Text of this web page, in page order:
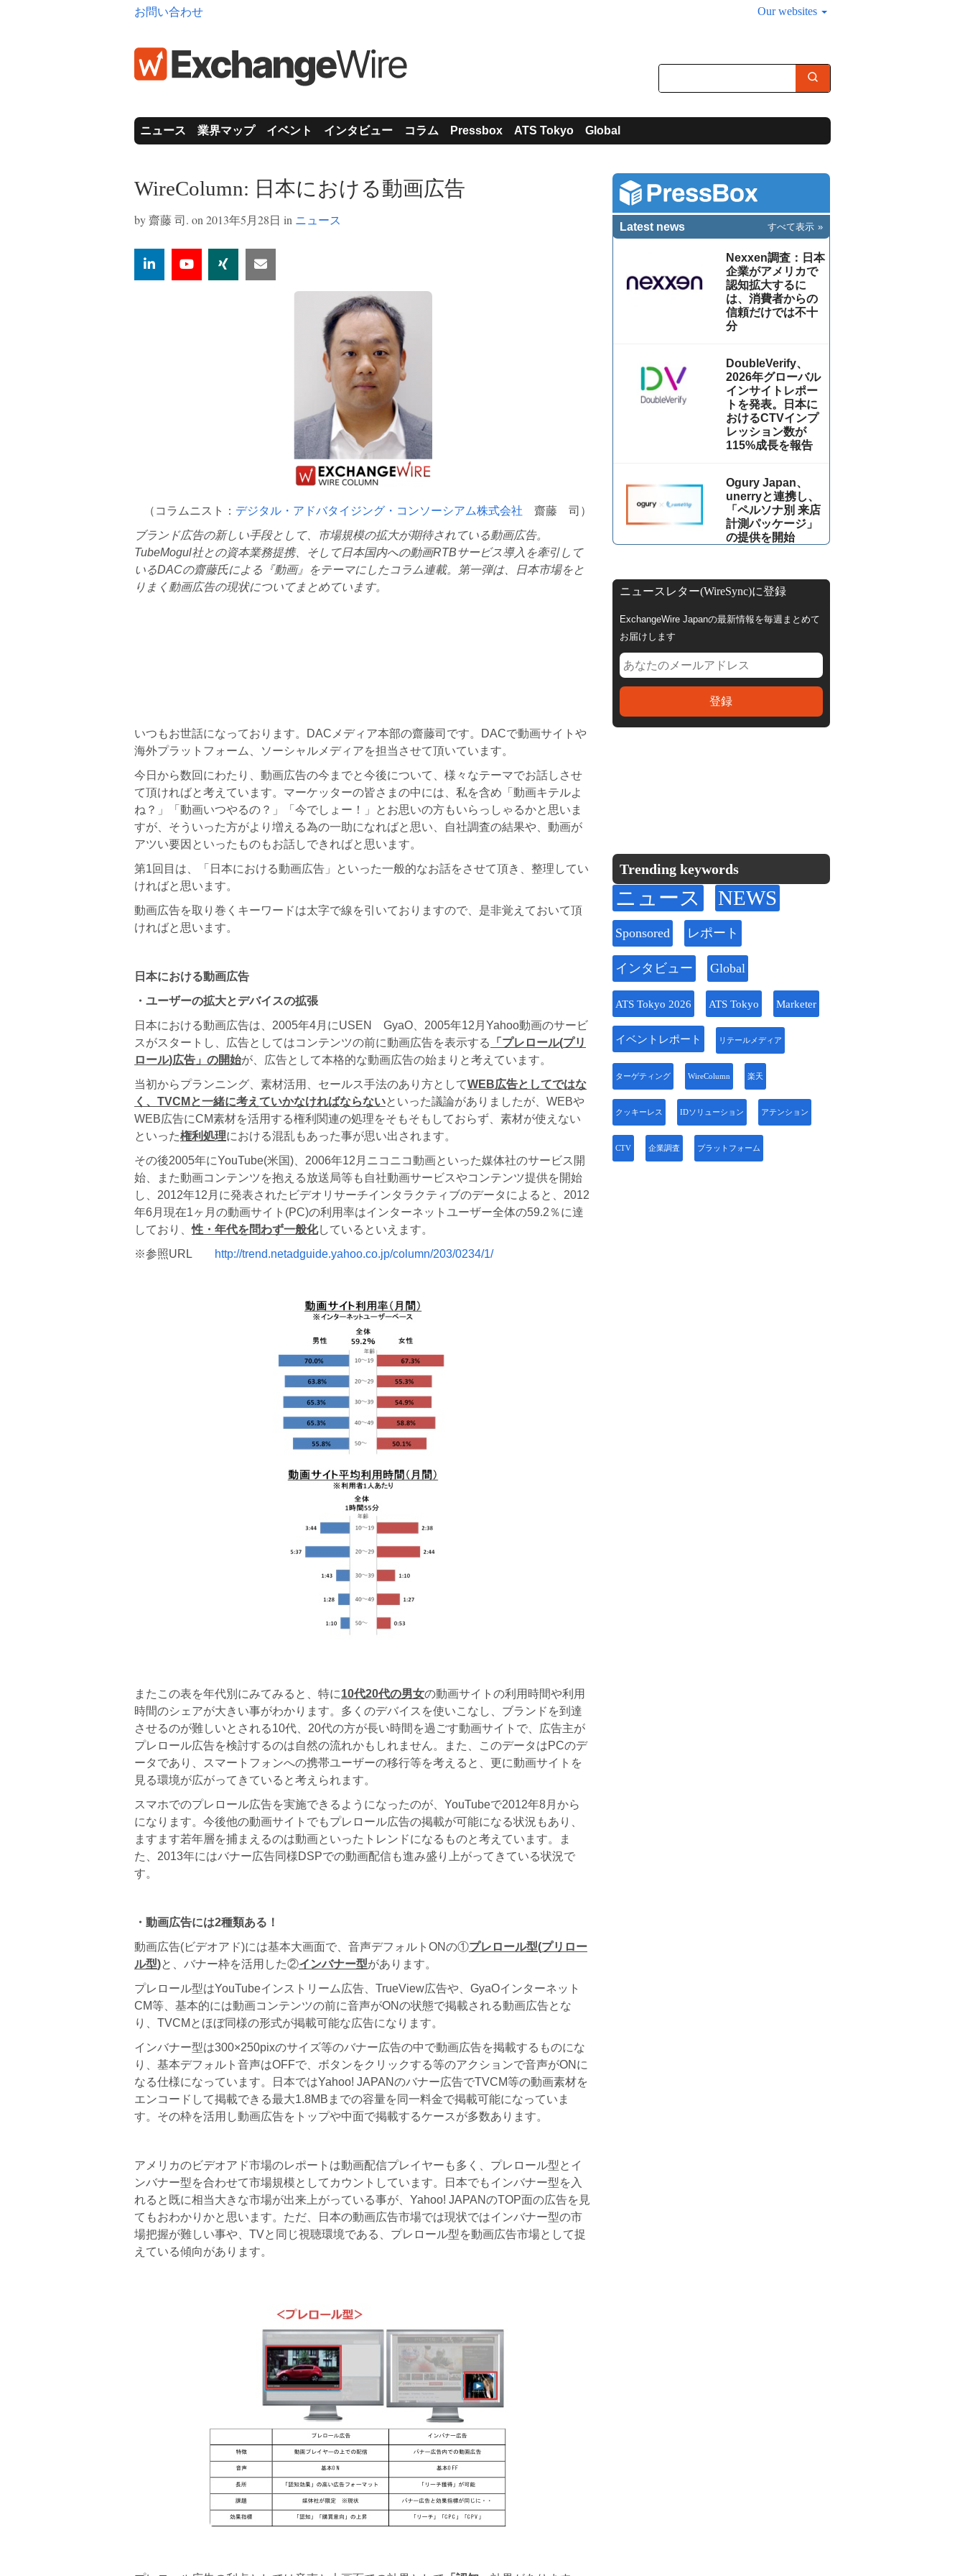
お問い合わせ Our websites
ニュース 業界マップ イベント インタビュー コラム Pressbox ATS Tokyo Global
WireColumn: 日本における動画広告
by齋藤 司. on 2013年5月28日 in ニュース
（コラムニスト： デジタル・アドバタイジング・コンソーシアム株式会社 齋藤 司）
ブランド広告の新しい手段として、市場規模の拡大が期待されている動画広告。
TubeMogul社との資本業務提携、そして日本国内への動画RTBサービス導入を牽引して
いるDACの齋藤氏による『動画』をテーマにしたコラム連載。第一弾は、日本市場をと
りまく動画広告の現状についてまとめています。
いつもお世話になっております。DACメディア本部の齋藤司です。DACで動画サイトや
海外プラットフォーム、ソーシャルメディアを担当させて頂いています。
今日から数回にわたり、動画広告の今までと今後について、様々なテーマでお話しさせ
て頂ければと考えています。マーケッターの皆さまの中には、私を含め「動画キテルよ
ね？」「動画いつやるの？」「今でしょー！」とお思いの方もいらっしゃるかと思いま
すが、そういった方がより増える為の一助になればと思い、自社調査の結果や、動画が
アツい要因といったものもお話しできればと思います。
第1回目は、「日本における動画広告」といった一般的なお話をさせて頂き、整理してい
ければと思います。
動画広告を取り巻くキーワードは太字で線を引いておりますので、是非覚えておいて頂
ければと思います。
日本における動画広告
・ユーザーの拡大とデバイスの拡張
日本における動画広告は、2005年4月にUSEN GyaO、2005年12月Yahoo動画のサービ
スがスタートし、広告としてはコンテンツの前に動画広告を表示する
「プレロール(プリ
ロール)広告」の開始が、広告として本格的な動画広告の始まりと考えています。
当初からプランニング、素材活用、セールス手法のあり方としてWEB広告としてではな
く、 TVCM と一緒に考えていかなければならないといった議論がありましたが、WEBや
WEB広告にCM素材を活用する権利関連の処理をそもそもしておらず、素材が使えない
といった権利処理における混乱もあった事が思い出されます。
その後2005年にYouTube(米国)、2006年12月ニコニコ動画といった媒体社のサービス開
始、また動画コンテンツを抱える放送局等も自社動画サービスやコンテンツ提供を開始
し、2012年12月に発表されたビデオリサーチインタラクティブのデータによると、2012
年6月現在1ヶ月の動画サイト(PC)の利用率はインターネットユーザー全体の59.2％に達
しており、性・年代を問わず一般化しているといえます。
※参照URL
http://trend.netadguide.yahoo.co.jp/column/203/0234/1/
またこの表を年代別にみてみると、特に10代20代の男女の動画サイトの利用時間や利用
時間のシェアが大きい事がわかります。多くのデバイスを使いこなし、ブランドを到達
させるのが難しいとされる10代、20代の方が長い時間を過ごす動画サイトで、広告主が
プレロール広告を検討するのは自然の流れかもしれません。また、このデータはPCのデ
ータであり、スマートフォンへの携帯ユーザーの移行等を考えると、更に動画サイトを
見る環境が広がってきていると考えられます。
スマホでのプレロール広告を実施できるようになったのが、YouTubeで2012年8月から
になります。今後他の動画サイトでもプレロール広告の掲載が可能になる状況もあり、
ますます若年層を捕まえるのは動画といったトレンドになるものと考えています。ま
た、2013年にはバナー広告同様DSPでの動画配信も進み盛り上がってきている状況で
す。
・動画広告には2種類ある！
動画広告(ビデオアド)には基本大画面で、音声デフォルトONの①プレロール型(プリロー
ル型)と、バナー枠を活用した②インバナー型があります。
プレロール型はYouTubeインストリーム広告、TrueView広告や、GyaOインターネット
CM等、基本的には動画コンテンツの前に音声がONの状態で掲載される動画広告とな
り、TVCMとほぼ同様の形式が掲載可能な広告になります。
インバナー型は300×250pixのサイズ等のバナー広告の中で動画広告を掲載するものにな
り、基本デフォルト音声はOFFで、ボタンをクリックする等のアクションで音声がONに
なる仕様になっています。日本ではYahoo! JAPANのバナー広告でTVCM等の動画素材を
エンコードして掲載できる最大1.8MBまでの容量を同一料金で掲載可能になっていま
す。その枠を活用し動画広告をトップや中面で掲載するケースが多数あります。
アメリカのビデオアド市場のレポートは動画配信プレイヤーも多く、プレロール型とイ
ンバナー型を合わせて市場規模としてカウントしています。日本でもインバナー型を入
れると既に相当大きな市場が出来上がっている事が、Yahoo! JAPANのTOP面の広告を見
てもおわかりかと思います。ただ、日本の動画広告市場では現状ではインバナー型の市
場把握が難しい事や、TVと同じ視聴環境である、プレロール型を動画広告市場として捉
えている傾向があります。
Latest news すべて表示
Nexxen調査：日本
企業がアメリカで
認知拡大するに
は、消費者からの
信頼だけでは不十
分
DoubleVerify、
2026年グローバル
インサイトレポー
トを発表。日本に
おけるCTVインプ
レッション数が
115%成⻑を報告
Ogury Japan、
unerryと連携し、
「ペルソナ別 来店
計測パッケージ」
の提供を開始
ニュースレター(WireSync)に登録
ExchangeWire Japanの最新情報を毎週まとめて
お届けします
Trending keywords
ニュース NEWS
Sponsored レポート
インタビュー Global
ATS Tokyo 2026 ATS Tokyo Marketer
イベントレポート リテールメディア
ターゲティング WireColumn 楽天
クッキーレス IDソリューション アテンション
CTV 企業調査 プラットフォーム